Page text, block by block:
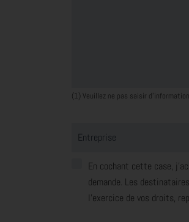
(1) Veuillez ne pas saisir
Entreprise
En cochant cette case,
demande. Les
l'exercice de vos droits,